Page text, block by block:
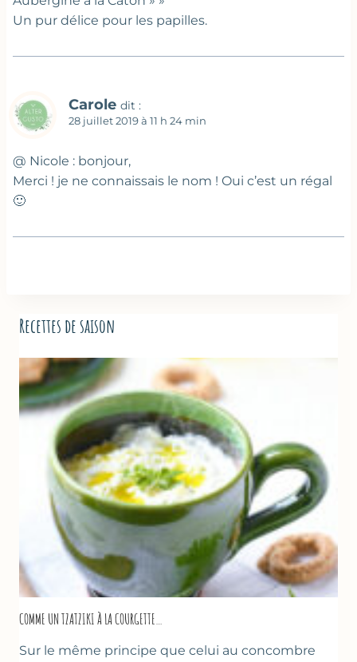
Un pur délice pour les papilles.
Carole dit :
28 juillet 2019 à 11 h 24 min
@ Nicole : bonjour,
Merci ! je ne connaissais le nom ! Oui c’est un régal
🙂
Recettes de saison
COMME UN TZATZIKI À LA COURGETTE…
Sur le même principe que celui au concombre